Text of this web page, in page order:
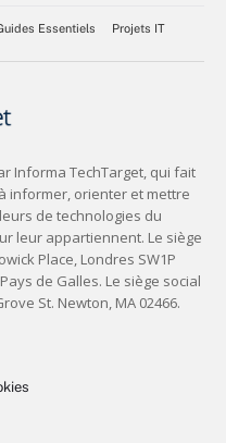
Essentiels Projets IT